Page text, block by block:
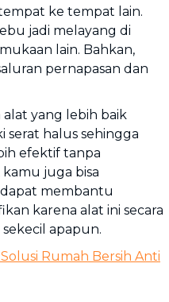
ke tempat lain.
jadi melayang di
lain. Bahkan,
pernapasan dan
yang lebih baik
serat halus sehingga
efektif tanpa
juga bisa
membantu
karena alat ini secara
apapun.
Rumah Bersih Anti